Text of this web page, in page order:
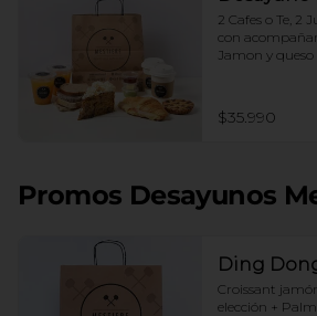
2 Cafes o Te, 2
con
Jamon y queso
$35.990
Promos Desayunos
Ding
Croissant
elección +